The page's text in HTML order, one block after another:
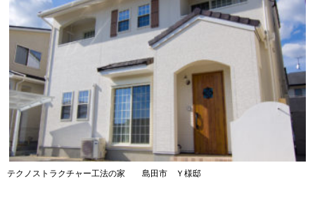
テクノストラクチャー工法の家 島田市 Ｙ様邸